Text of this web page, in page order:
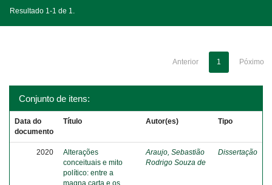
Resultado 1-1 de 1.
Anterior 1 Póximo
Conjunto de itens:
Data do
documento
Título Autor(es) Tipo
2020
Alterações
conceituais e mito
político: entre a
magna carta e os
Araujo, Sebastião
Rodrigo Souza de
Dissertação